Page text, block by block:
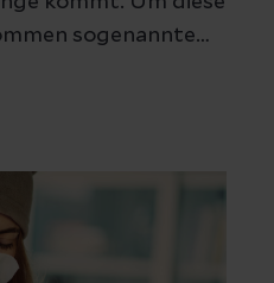
sogenannte
Einsatz. Sie zeigen,